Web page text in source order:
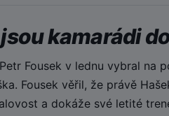
kamarádi
Fousek v lednu vybral na
Fousek věřil, že právě
a dokáže své letité